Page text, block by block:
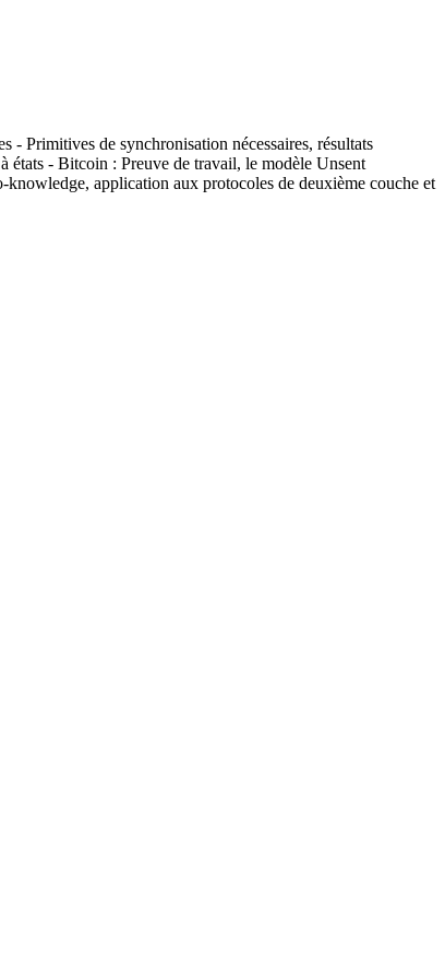
- Primitives de synchronisation nécessaires, résultats
états - Bitcoin : Preuve de travail, le modèle Unsent
application aux protocoles de deuxième couche et